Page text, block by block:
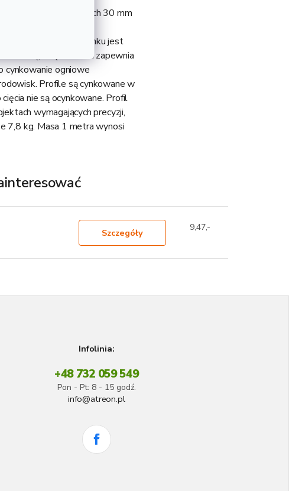
DX51D o wymiarach 30 mm
została
to, że warstwa cynku jest
dzięki czemu zapewnia
cynkowanie ogniowe
Profile są cynkowane w
nie są ocynkowane. Profil
wymagających precyzji,
7,8 kg. Masa 1 metra wynosi
Szczegóły 9,47,-
Infolinia:
+48 732 059 549
Pon - Pt: 8 - 15 godź.
info@atreon.pl